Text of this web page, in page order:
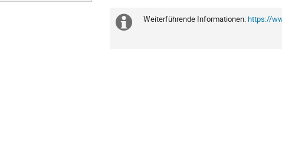
Extra
Weiterführende Informationen:https://